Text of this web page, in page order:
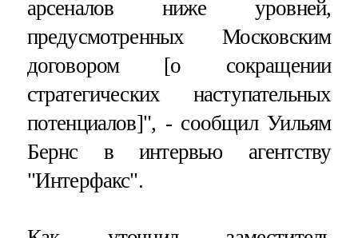
арсеналов ниже уровней,
предусмотренных Московским
договором [о сокращении
стратегических наступательных
потенциалов]", - сообщил Уильям
Бернс в интервью агентству
"Интерфакс".